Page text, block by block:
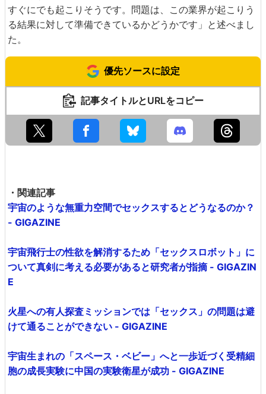
すぐにでも起こりそうです。問題は、この業界が起こりう
る結果に対して準備できているかどうかです」と述べまし
た。
優先ソースに設定
記事タイトルとURLをコピー
・関連記事
宇宙のような無重力空間でセックスするとどうなるのか？
- GIGAZINE
宇宙飛行士の性欲を解消するため「セックスロボット」に
ついて真剣に考える必要があると研究者が指摘 - GIGAZIN
E
火星への有人探査ミッションでは「セックス」の問題は避
けて通ることができない - GIGAZINE
宇宙生まれの「スペース・ベビー」へと一歩近づく受精細
胞の成長実験に中国の実験衛星が成功 - GIGAZINE